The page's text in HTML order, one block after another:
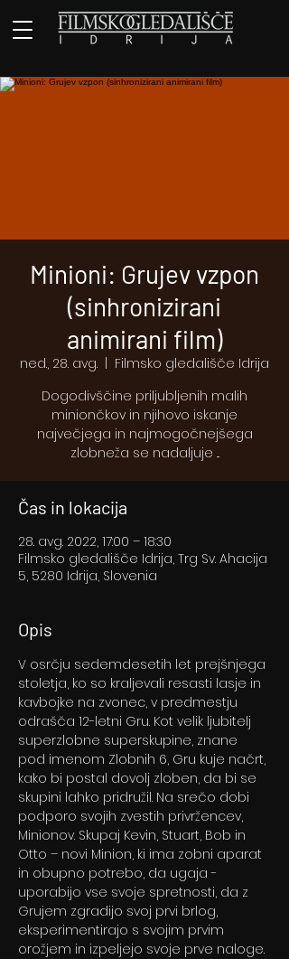
Minioni: Grujev vzpon
(sinhronizirani
animirani film)
ned., 28. avg.
Filmsko gledališče Idrija
Dogodivščine priljubljenih malih
miniončkov in njihovo iskanje
največjega in najmogočnejšega
zlobneža se nadaljuje ...
Čas in lokacija
28. avg. 2022, 17:00 – 18:30
Filmsko gledališče Idrija, Trg Sv. Ahacija
5, 5280 Idrija, Slovenia
Opis
V osrčju sedemdesetih let prejšnjega
stoletja, ko so kraljevali resasti lasje in
kavbojke na zvonec, v predmestju
odrašča 12-letni Gru. Kot velik ljubitelj
superzlobne superskupine, znane
pod imenom Zlobnih 6, Gru kuje načrt,
kako bi postal dovolj zloben, da bi se
skupini lahko pridružil. Na srečo dobi
podporo svojih zvestih privržencev,
Minionov. Skupaj Kevin, Stuart, Bob in
Otto – novi Minion, ki ima zobni aparat
in obupno potrebo, da ugaja -
uporabijo vse svoje spretnosti, da z
Grujem zgradijo svoj prvi brlog,
eksperimentirajo s svojim prvim
orožjem in izpeljejo svoje prve naloge.